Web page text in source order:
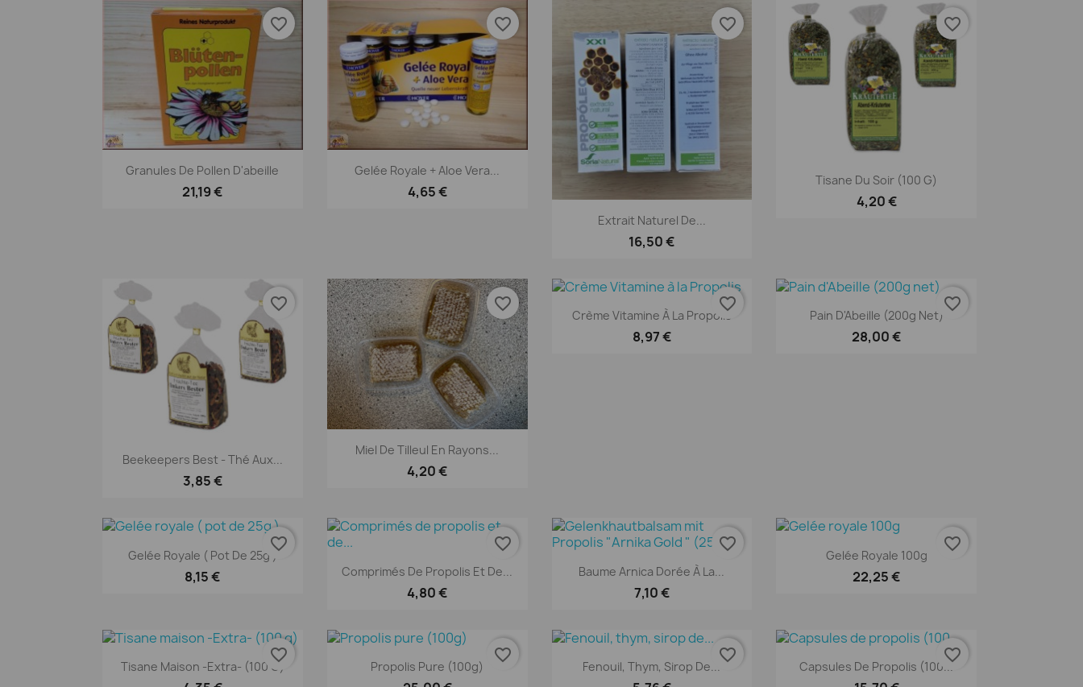
Aperçu rapide
Granules De Pollen D'abeille
21,19 €
favorite_border
Aperçu rapide
Gelée Royale + Aloe Vera...
4,65 €
favorite_border
Aperçu rapide
Extrait Naturel De...
16,50 €
favorite_border
Aperçu rapide
Tisane Du Soir (100 G)
4,20 €
favorite_border
Aperçu rapide
Beekeepers Best - Thé Aux...
3,85 €
favorite_border
Aperçu rapide
Miel De Tilleul En Rayons...
4,20 €
favorite_border Aperçu rapide
Crème Vitamine À La Propolis
8,97 €
favorite_border Aperçu rapide
Pain D'Abeille (200g Net)
28,00 €
favorite_border
Aperçu rapide
Gelée Royale ( Pot De 25g )
8,15 €
favorite_border
Aperçu rapide
Comprimés De Propolis Et De...
4,80 €
favorite_border
 Aperçu rapide
Baume Arnica Dorée À La...
7,10 €
favorite_border Aperçu rapide
Gelée Royale 100g
22,25 €
favorite_border
Aperçu rapide
Tisane Maison -Extra- (100 G)
favorite_border Aperçu rapide
Propolis Pure (100g)
favorite_border Aperçu rapide
Fenouil, Thym, Sirop De...
favorite_border Aperçu rapide
Capsules De Propolis (100...
favorite_border